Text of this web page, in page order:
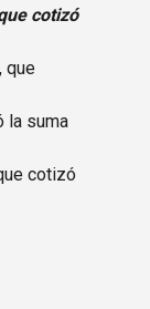
cotizó
que
la suma
cotizó